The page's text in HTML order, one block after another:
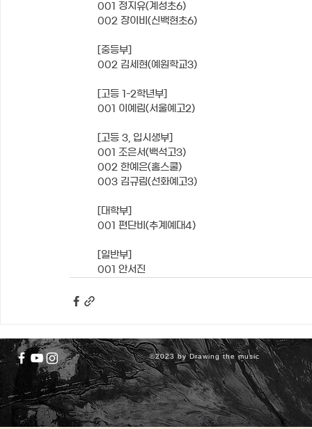
001 정지유(계성초6)
002 장이비(신백현초6)
[중등부]
002 김세현(예원학교3)
[고등 1-2학년부]
001 이예림(서울예고2)
[고등 3, 입시생부]
001 조은서(백석고3)
002 한예은(홈스쿨)
003 김규림(선화예고3)
[대학부]
001 편단비(추계예대4)
[일반부]
001 안서진
©2023 by Drawing the music